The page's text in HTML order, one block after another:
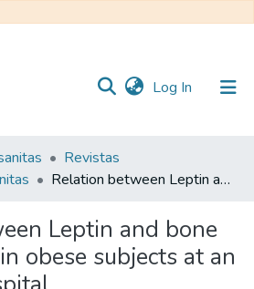
Log In (current)
Revistas
Relation between Leptin and bone miral density in obese subjects at an university hospital
Leptin and bone
obese subjects at an